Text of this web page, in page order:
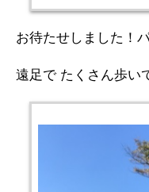
お待たせしました！
遠足で たくさん歩い